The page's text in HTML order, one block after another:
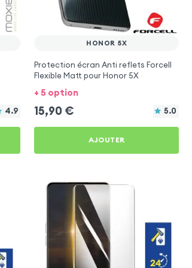
4.9
HONOR 5X
Protection écran Anti reflets Forcell
Flexible Matt pour Honor 5X
+ 5 option
15,90 € 5.0
AJOUTER